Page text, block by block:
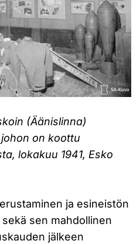
(Äänislinna)
on koottu
lokakuu 1941, Esko
ja esineistön
sen mahdollinen
jälkeen